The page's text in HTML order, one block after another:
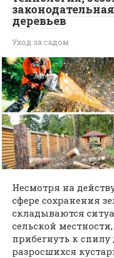
деревьев
Уход за садом
Несмотря на
сфере сохранения
складываются
сельской
прибегнуть к спилу
разросшихся